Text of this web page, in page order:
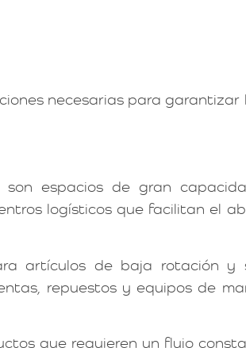
necesarias para
son espacios de gran
logísticos que facilitan el
artículos de baja rotación y
repuestos y equipos de
que requieren un flujo